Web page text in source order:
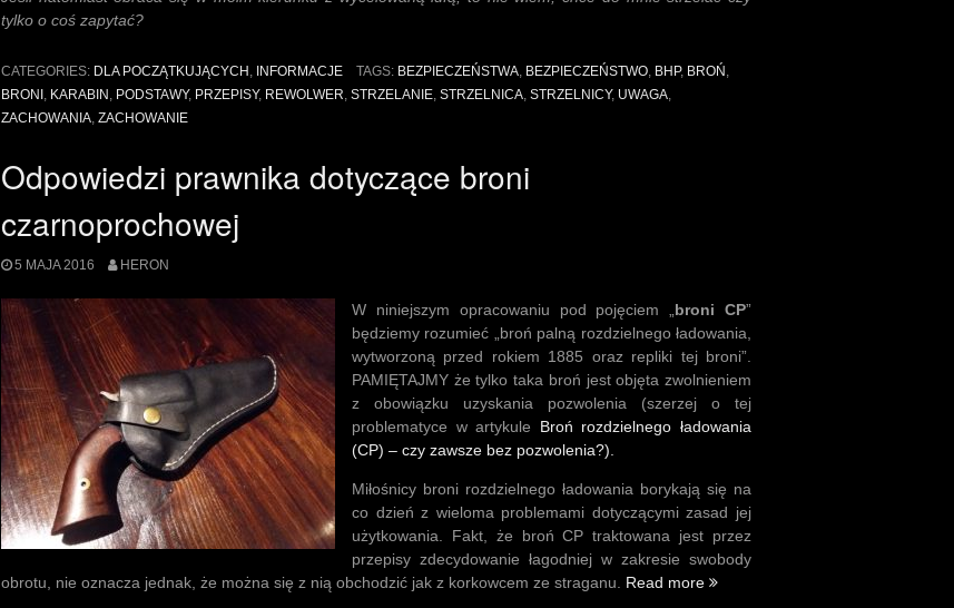
tylko o coś zapytać?
CATEGORIES: DLA POCZĄTKUJĄCYCH , INFORMACJE TAGS: BEZPIECZEŃSTWA, BEZPIECZEŃSTWO, BHP, BROŃ ,
BRONI , KARABIN , PODSTAWY, PRZEPISY, REWOLWER, STRZELANIE, STRZELNICA, STRZELNICY, UWAGA,
ZACHOWANIA, ZACHOWANIE
Odpowiedzi prawnika dotyczące broni
czarnoprochowej
5 MAJA 2016 HERON
W niniejszym opracowaniu pod pojęciem „ broni CP”
będziemy rozumieć „broń palną rozdzielnego ładowania,
wytworzoną przed rokiem 1885 oraz repliki tej broni”.
PAMIĘTAJMY że tylko taka broń jest objęta zwolnieniem
z obowiązku uzyskania pozwolenia (szerzej o tej
problematyce w artykule Broń rozdzielnego ładowania
(CP) – czy zawsze bez pozwolenia?).
Miłośnicy broni rozdzielnego ładowania borykają się na
co dzień z wieloma problemami dotyczącymi zasad jej
użytkowania. Fakt, że broń CP traktowana jest przez
przepisy zdecydowanie łagodniej w zakresie swobody
obrotu, nie oznacza jednak, że można się z nią obchodzić jak z korkowcem ze straganu. Read more „Odpowiedzi